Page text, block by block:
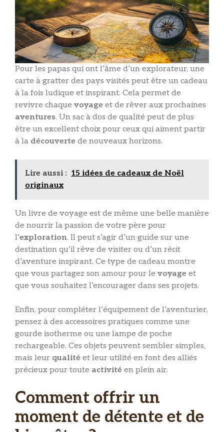
Pour les papas qui ont l’âme d’un explorateur, une
carte à gratter des pays visités peut être un cadeau
à la fois ludique et inspirant. Cela permet de
revivre chaque voyage et de rêver aux prochaines
aventures. Un sac à dos de qualité peut de plus
être un excellent choix pour ceux qui aiment partir
à la découverte de nouveaux horizons.
Lire aussi : 15 idées de cadeaux de Noël
originaux
Un livre de voyage est de même une belle manière
de nourrir la passion de votre père pour
l’exploration. Il peut s’agir d’un guide sur une
destination qu’il rêve de visiter ou d’un récit
d’aventure inspirant. Ce type de cadeau montre
que vous partagez son amour pour le voyage et
que vous souhaitez l’encourager dans ses projets.
Enfin, pour compléter l’équipement de l’aventurier,
pensez à des accessoires pratiques comme une
gourde isotherme ou une lampe de poche
rechargeable. Ces objets peuvent sembler simples,
mais leur qualité et leur utilité en font des alliés
précieux pour toute activité en plein air.
Comment offrir un
moment de détente et de